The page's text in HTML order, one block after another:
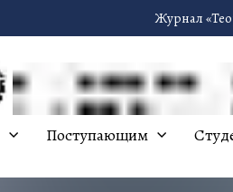
Журнал
Поступающим